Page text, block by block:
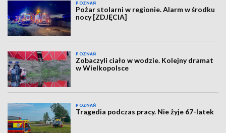
POZNAŃ
Pożar stolarni w regionie. Alarm w środku
nocy [ZDJĘCIA]
POZNAŃ
Zobaczyli ciało w wodzie. Kolejny dramat
w Wielkopolsce
POZNAŃ
Tragedia podczas pracy. Nie żyje 67-latek